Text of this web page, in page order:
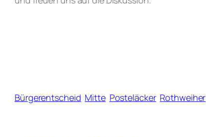
Bürgerentscheid Mitte Posteläcker Rothweiher